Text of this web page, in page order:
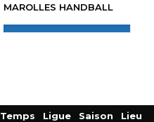
MAROLLES HANDBALL
Temps Ligue Saison Lieu